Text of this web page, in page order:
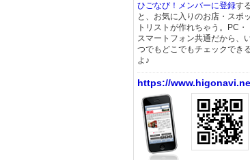
ひごなび！メンバーに登録す
と、お気に入りのお店・スポッ
トリストが作れちゃう。PC・
スマートフォン共通だから、
つでもどこでもチェックでき
よ♪
https://